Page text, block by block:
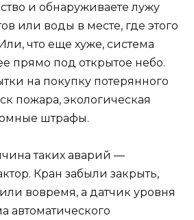
и обнаруживаете лужу
или воды в месте, где этого
что еще хуже, система
прямо под открытое небо.
на покупку потерянного
пожара, экологическая
штрафы.
таких аварий —
Кран забыли закрыть,
вовремя, а датчик уровня
автоматического